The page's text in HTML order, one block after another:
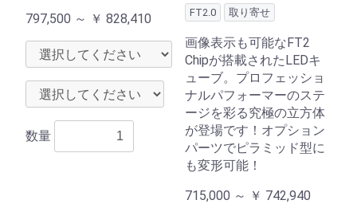
797,500 ～ ￥ 828,410
数量
FT2.0 取り寄せ
画像表示も可能なFT2
Chipが搭載されたLEDキ
ューブ。プロフェッショ
ナルパフォーマーのステ
ージを彩る究極の立方体
が登場です！オプション
パーツでピラミッド型に
も変形可能！
715,000 ～ ￥ 742,940